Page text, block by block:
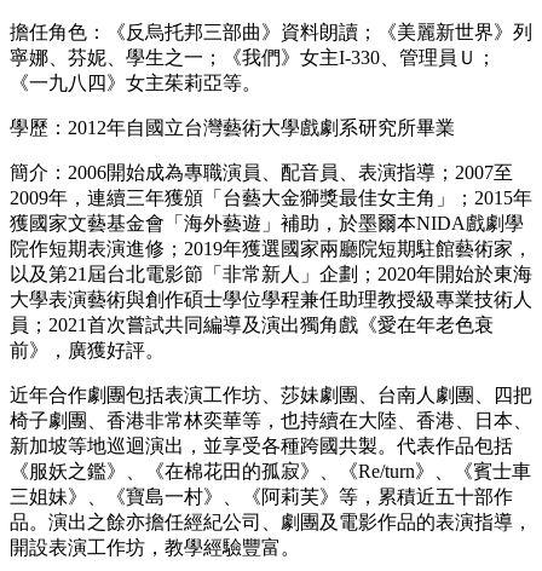
擔任角色：《反烏托邦三部曲》資料朗讀；《美麗新世界》列
寧娜、芬妮、學生之一；《我們》女主I-330、管理員Ｕ；
《一九八四》女主茱莉亞等。
學歷：2012年自國立台灣藝術大學戲劇系研究所畢業
簡介：2006開始成為專職演員、配音員、表演指導；2007至
2009年，連續三年獲頒「台藝大金獅獎最佳女主角」；2015年
獲國家文藝基金會「海外藝遊」補助，於墨爾本NIDA戲劇學
院作短期表演進修；2019年獲選國家兩廳院短期駐館藝術家，
以及第21屆台北電影節「非常新人」企劃；2020年開始於東海
大學表演藝術與創作碩士學位學程兼任助理教授級專業技術人
員；2021首次嘗試共同編導及演出獨角戲《愛在年老色衰
前》，廣獲好評。
近年合作劇團包括表演工作坊、莎妹劇團、台南人劇團、四把
椅子劇團、香港非常林奕華等，也持續在大陸、香港、日本、
新加坡等地巡迴演出，並享受各種跨國共製。代表作品包括
《服妖之鑑》、《在棉花田的孤寂》、《Re/turn》、《賓士車
三姐妹》、《寶島一村》、《阿莉芙》等，累積近五十部作
品。演出之餘亦擔任經紀公司、劇團及電影作品的表演指導，
開設表演工作坊，教學經驗豐富。